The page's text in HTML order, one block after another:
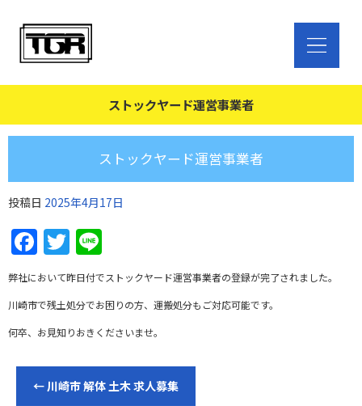
ストックヤード運営事業者
ストックヤード運営事業者
投稿日 2025年4月17日
Facebook
Twitter
弊社において昨日付でストックヤード運営事業者の登録が完了されました。
川崎市で残土処分でお困りの方、運搬処分もご対応可能です。
何卒、お見知りおきくださいませ。
← 川崎市 解体 土木 求人募集